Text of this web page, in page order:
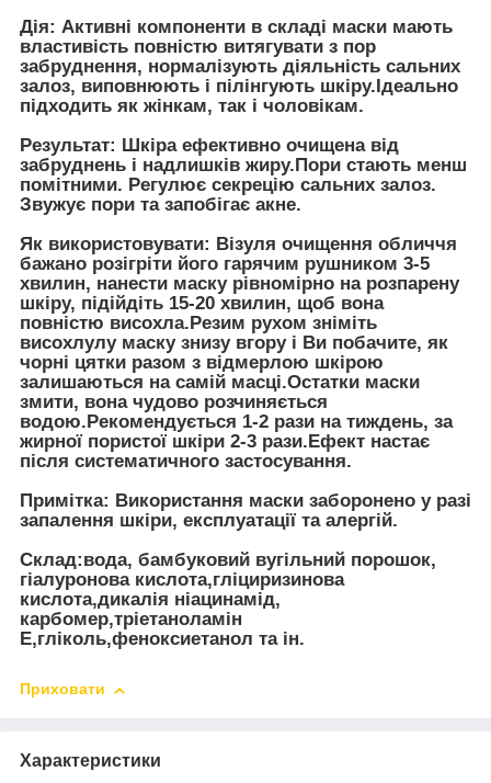
Дія: Активні компоненти в складі маски мають
властивість повністю витягувати з пор
забруднення, нормалізують діяльність сальних
залоз, виповнюють і пілінгують шкіру.Ідеально
підходить як жінкам, так і чоловікам.
Результат: Шкіра ефективно очищена від
забруднень і надлишків жиру.Пори стають менш
помітними. Регулює секрецію сальних залоз.
Звужує пори та запобігає акне.
Як використовувати: Візуля очищення обличчя
бажано розігріти його гарячим рушником 3-5
хвилин, нанести маску рівномірно на розпарену
шкіру, підійдіть 15-20 хвилин, щоб вона
повністю висохла.Резим рухом зніміть
висохлулу маску знизу вгору і Ви побачите, як
чорні цятки разом з відмерлою шкірою
залишаються на самій масці.Остатки маски
змити, вона чудово розчиняється
водою.Рекомендується 1-2 рази на тиждень, за
жирної пористої шкіри 2-3 рази.Ефект настає
після систематичного застосування.
Примітка: Використання маски заборонено у разі
запалення шкіри, експлуатації та алергій.
Склад:вода, бамбуковий вугільний порошок,
гіалуронова кислота,гліциризинова
кислота,дикалія ніацинамід,
карбомер,тріетаноламін
Е,гліколь,феноксиетанол та ін.
Приховати
Характеристики